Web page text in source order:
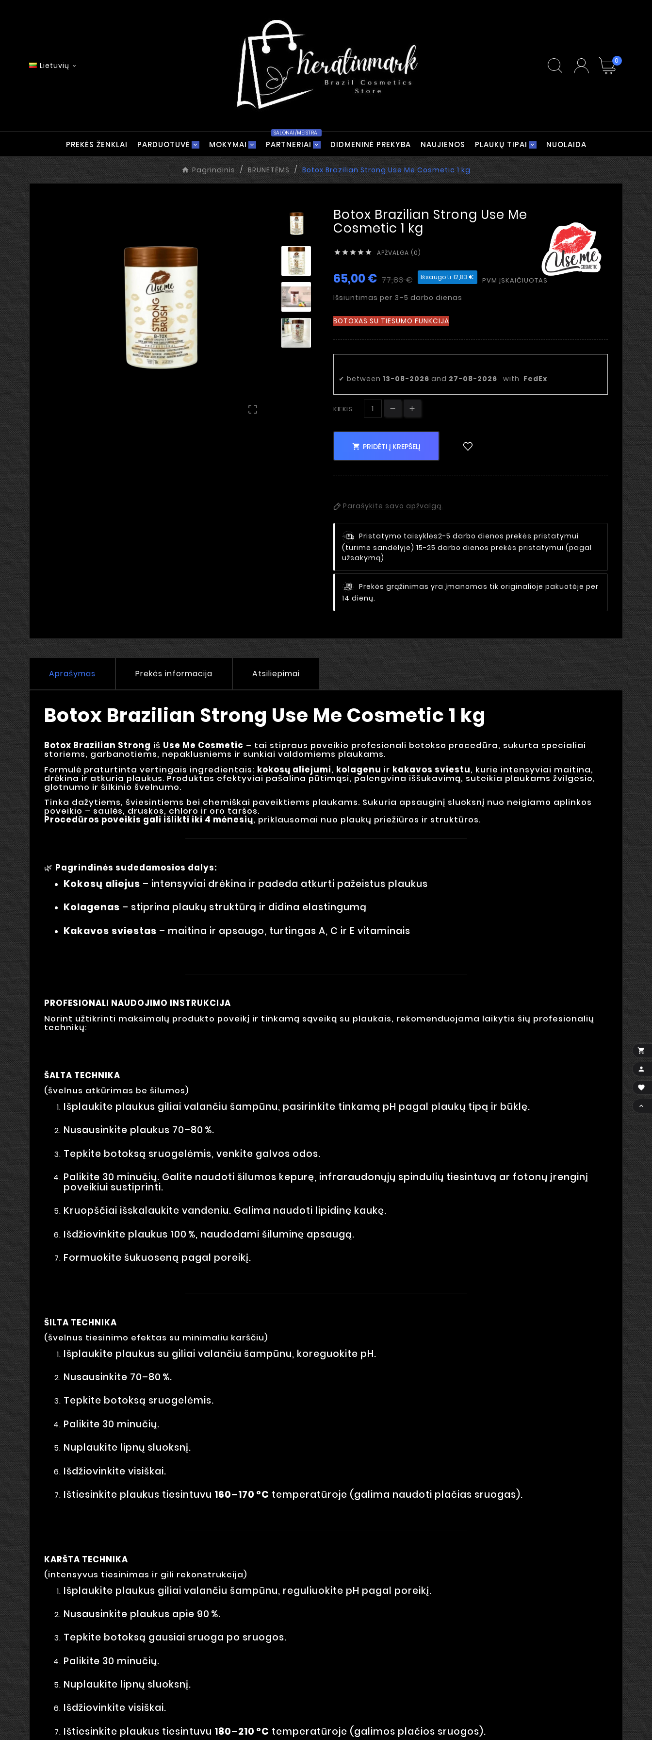
Lietuvių 
0
PREKĖS ŽENKLAI PARDUOTUVĖ MOKYMAI PARTNERIAI
SALONAI/MEISTRAI
DIDMENINĖ PREKYBA NAUJIENOS PLAUKŲ TIPAI NUOLAIDA
Pagrindinis BRUNETĖMS Botox Brazilian Strong Use Me Cosmetic 1 kg

Botox Brazilian Strong Use Me
Cosmetic 1 kg
     APŽVALGA (0)
65,00 € 77,83 € Išsaugoti 12,83 € PVM ĮSKAIČIUOTAS
Išsiuntimas per 3–5 darbo dienas
BOTOXAS SU TIESUMO FUNKCIJA
✔ between 13-08-2026 and 27-08-2026 with FedEx
KIEKIS:
 PRIDĖTI Į KREPŠELĮ
Parašykite savo apžvalgą.
Pristatymo taisyklės2-5 darbo dienos prekės pristatymui
(turime sandėlyje) 15-25 darbo dienos prekės pristatymui (pagal
užsakymą)
Prekės grąžinimas yra įmanomas tik originalioje pakuotėje per
14 dienų.
Aprašymas Prekės informacija Atsiliepimai
Botox Brazilian Strong Use Me Cosmetic 1 kg
Botox Brazilian Strong iš Use Me Cosmetic – tai stipraus poveikio profesionali botokso procedūra, sukurta specialiai
storiems, garbanotiems, nepaklusniems ir sunkiai valdomiems plaukams.
Formulė praturtinta vertingais ingredientais: kokosų aliejumi, kolagenu ir kakavos sviestu, kurie intensyviai maitina,
drėkina ir atkuria plaukus. Produktas efektyviai pašalina pūtimąsi, palengvina iššukavimą, suteikia plaukams žvilgesio,
glotnumo ir šilkinio švelnumo.
Tinka dažytiems, šviesintiems bei chemiškai paveiktiems plaukams. Sukuria apsauginį sluoksnį nuo neigiamo aplinkos
poveikio – saulės, druskos, chloro ir oro taršos.
Procedūros poveikis gali išlikti iki 4 mėnesių, priklausomai nuo plaukų priežiūros ir struktūros.
🌿 Pagrindinės sudedamosios dalys:
Kokosų aliejus – intensyviai drėkina ir padeda atkurti pažeistus plaukus
Kolagenas – stiprina plaukų struktūrą ir didina elastingumą
Kakavos sviestas – maitina ir apsaugo, turtingas A, C ir E vitaminais
PROFESIONALI NAUDOJIMO INSTRUKCIJA
Norint užtikrinti maksimalų produkto poveikį ir tinkamą sąveiką su plaukais, rekomenduojama laikytis šių profesionalių
technikų:
ŠALTA TECHNIKA
(švelnus atkūrimas be šilumos)
Išplaukite plaukus giliai valančiu šampūnu, pasirinkite tinkamą pH pagal plaukų tipą ir būklę.
Nusausinkite plaukus 70–80 %.
Tepkite botoksą sruogelėmis, venkite galvos odos.
Palikite 30 minučių. Galite naudoti šilumos kepurę, infraraudonųjų spindulių tiesintuvą ar fotonų įrenginį
poveikiui sustiprinti.
Kruopščiai išskalaukite vandeniu. Galima naudoti lipidinę kaukę.
Išdžiovinkite plaukus 100 %, naudodami šiluminę apsaugą.
Formuokite šukuoseną pagal poreikį.
ŠILTA TECHNIKA
(švelnus tiesinimo efektas su minimaliu karščiu)
Išplaukite plaukus su giliai valančiu šampūnu, koreguokite pH.
Nusausinkite 70–80 %.
Tepkite botoksą sruogelėmis.
Palikite 30 minučių.
Nuplaukite lipnų sluoksnį.
Išdžiovinkite visiškai.
Ištiesinkite plaukus tiesintuvu 160–170 °C temperatūroje (galima naudoti plačias sruogas).
KARŠTA TECHNIKA
(intensyvus tiesinimas ir gili rekonstrukcija)
Išplaukite plaukus giliai valančiu šampūnu, reguliuokite pH pagal poreikį.
Nusausinkite plaukus apie 90 %.
Tepkite botoksą gausiai sruoga po sruogos.
Palikite 30 minučių.
Nuplaukite lipnų sluoksnį.
Išdžiovinkite visiškai.
Ištiesinkite plaukus tiesintuvu 180–210 °C temperatūroje (galimos plačios sruogos).



